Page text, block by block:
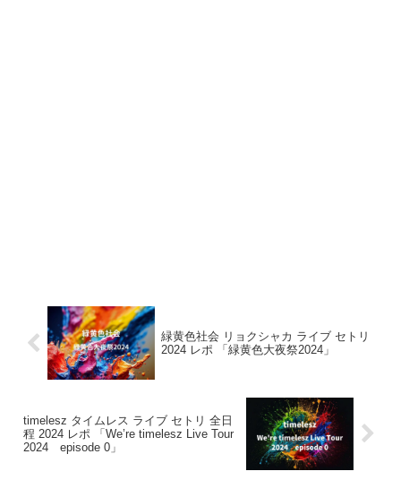
緑黄色社会 リョクシャカ ライブ セトリ
2024 レポ 「緑黄色大夜祭2024」
timelesz タイムレス ライブ セトリ 全日
程 2024 レポ 「We’re timelesz Live Tour
2024 episode 0」